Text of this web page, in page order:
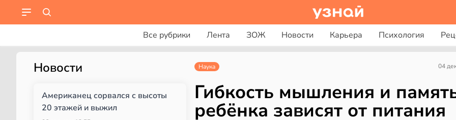
Все рубрики Лента ЗОЖ Новости Карьера Психология
Новости
Американец сорвался с высоты
20 этажей и выжил
Наука 04
Гибкость мышления и
ребёнка зависят от питания